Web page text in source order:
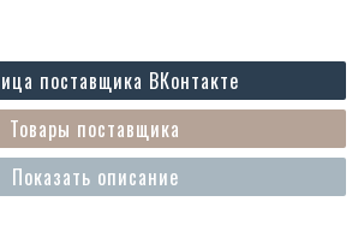
Показать описание
Товары поставщика
поставщика ВКонтакте